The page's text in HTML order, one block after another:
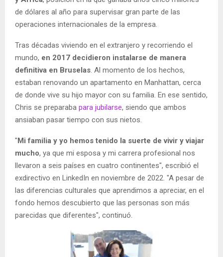
de dólares al año para supervisar gran parte de las
operaciones internacionales de la empresa.
Tras décadas viviendo en el extranjero y recorriendo el
mundo, en 2017 decidieron instalarse de manera
definitiva en Bruselas. Al momento de los hechos,
estaban renovando un apartamento en Manhattan, cerca
de donde vive su hijo mayor con su familia. En ese sentido,
Chris se preparaba para jubilarse, siendo que ambos
ansiaban pasar tiempo con sus nietos.
"Mi familia y yo hemos tenido la suerte de vivir y viajar
mucho, ya que mi esposa y mi carrera profesional nos
llevaron a seis países en cuatro continentes", escribió el
exdirectivo en LinkedIn en noviembre de 2022. "A pesar de
las diferencias culturales que aprendimos a apreciar, en el
fondo hemos descubierto que las personas son más
parecidas que diferentes", continuó.